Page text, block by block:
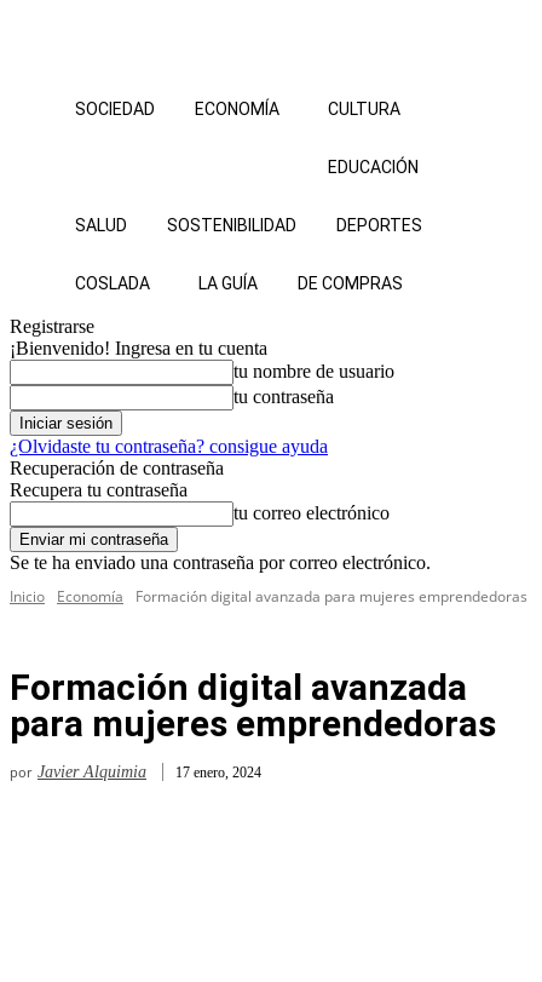
SOCIEDAD ECONOMÍA CULTURA
EDUCACIÓN
SALUD SOSTENIBILIDAD DEPORTES
COSLADA LA GUÍA DE COMPRAS
Registrarse
¡Bienvenido! Ingresa en tu cuenta
tu nombre de usuario
tu contraseña
¿Olvidaste tu contraseña? consigue ayuda
Recuperación de contraseña
Recupera tu contraseña
tu correo electrónico
Se te ha enviado una contraseña por correo electrónico.
Inicio
Economía Formación digital avanzada para mujeres emprendedoras
Formación digital avanzada
para mujeres emprendedoras
por Javier Alquimia 17 enero, 2024